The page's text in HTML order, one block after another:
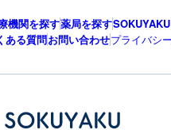
機関を探す薬局を探す
ある質問お問い合わせプライバシ